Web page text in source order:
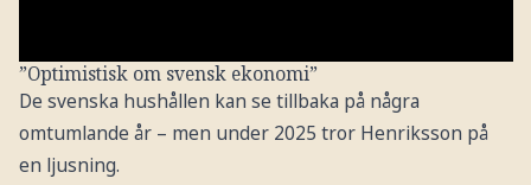
”Optimistisk om svensk ekonomi”
De svenska hushållen kan se tillbaka på några
omtumlande år – men under 2025 tror Henriksson på
en ljusning.